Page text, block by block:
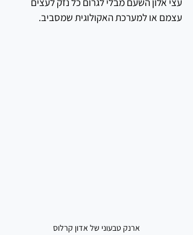
עצמם או למערכת האקולוגית שמסביב.
ארנק טבעוני של אדון קרלוס